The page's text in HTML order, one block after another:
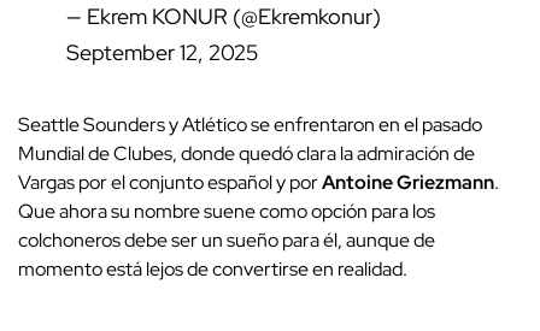
— Ekrem KONUR (@Ekremkonur)
September 12, 2025
Seattle Sounders y Atlético se enfrentaron en el pasado
Mundial de Clubes, donde quedó clara la admiración de
Vargas por el conjunto español y porAntoine Griezmann.
Que ahora su nombre suene como opción para los
colchoneros debe ser un sueño para él, aunque de
momento está lejos de convertirse en realidad.